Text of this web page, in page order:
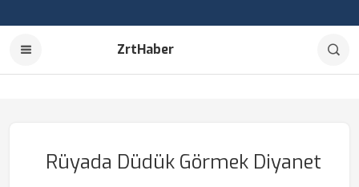
ZrtHaber
Rüyada Düdük Görmek Diyanet